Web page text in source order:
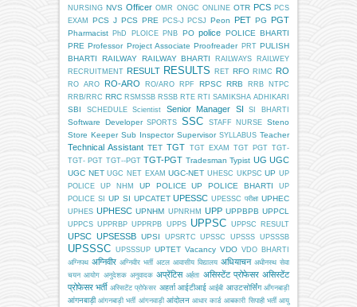
NURSING NVS Officer OMR ONGC ONLINE OTR PCS PCS
EXAM
PCS J PCS PRE PCS-J PCSJ Peon PET PG PGT
Pharmacist PhD PLOICE PNB PO police POLICE BHARTI
PRE Professor Project Associate Proofreader PRT PULISH
BHARTI
RAILWAY RAILWAY BHARTI RAILWAYS
RAILWEY
RECRUITMENT RESULT RESULTS RET RFO RIMC RO
RO ARO RO-ARO RO/ARO RPF RPSC RRB
RRB NTPC
RRB/RRC RRC RSMSSB RSSB RTE RTI SAMIKSHA ADHIKARI
SBI SCHEDULE Scientist Senior Manager SI SI BHARTI
Software Developer SPORTS SSC STAFF NURSE
Steno
Store Keeper Sub Inspector Supervisor SYLLABUS Teacher
Technical Assistant TET TGT TGT EXAM TGT PGT TGT-
TGT- PGT TGT--PGT TGT-PGT Tradesman Typist UG UGC
UGC NET UGC NET EXAM UGC-NET UHESC UKPSC UP UP
POLICE
UP NHM UP POLICE UP POLICE BHARTI
UP
POLICE SI
UP SI UPCATET UPESSC UPESSC परीक्षा UPHEC
UPHES UPHESC UPNHM UPNRHM UPP UPPBPB UPPCL
UPPCS UPPRBP UPPRPB UPPS UPPSC UPPSC RESULT
UPSC UPSESSB UPSI UPSRTC UPSSC UPSSS UPSSSB
UPSSSC UPSSSUP UPTET Vacancy VDO VDO BHARTI
अग्निपथ अग्निवीर अग्निवीर भर्ती अटल आवासीय विद्यालय अधियाचन अधीनस्थ सेवा
चयन आयोग अनुदेशक अनुवादक अप्रेंटिस अर्हता असिस्टेंट प्रोफेसर असिस्टेंट
प्रोफेसर भर्ती अस्सिटेंट प्रोफेसर अहर्ता आईटीआई आईबी आउटसोर्सिंग आँगनबाड़ी
आंगनबाड़ी आंगनबाड़ी भर्ती आंगनवाड़ी आंदोलन आधार कार्ड आबकारी सिपाही भर्ती आयु